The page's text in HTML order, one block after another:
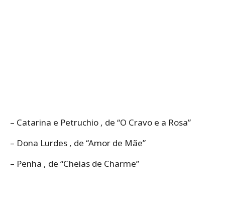
– Catarina e Petruchio , de “O Cravo e a Rosa”
– Dona Lurdes , de “Amor de Mãe”
– Penha , de “Cheias de Charme”